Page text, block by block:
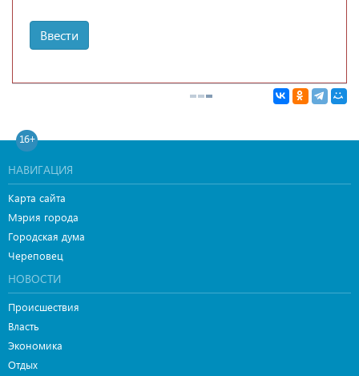
Ввести
16+
НАВИГАЦИЯ
Карта сайта
Мэрия города
Городская дума
Череповец
НОВОСТИ
Происшествия
Власть
Экономика
Отдых